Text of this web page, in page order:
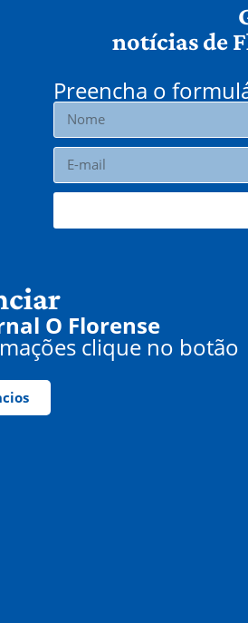
notícias de
Preencha o
O Florense
clique no botão